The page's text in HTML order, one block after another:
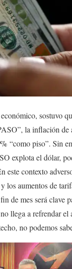
sostuvo
la inflación de
“como piso”. Sin
explota el dólar,
este contexto
los aumentos de
de mes será clave
llega a refrendar el
no podemos